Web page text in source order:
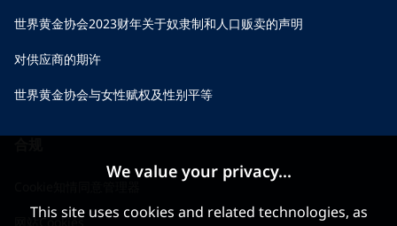
世界黄金协会2023财年关于奴隶制和人口贩卖的声明
对供应商的期许
世界黄金协会与女性赋权及性别平等
网站Cookies
We value your privacy...
This site uses cookies and related technologies, as